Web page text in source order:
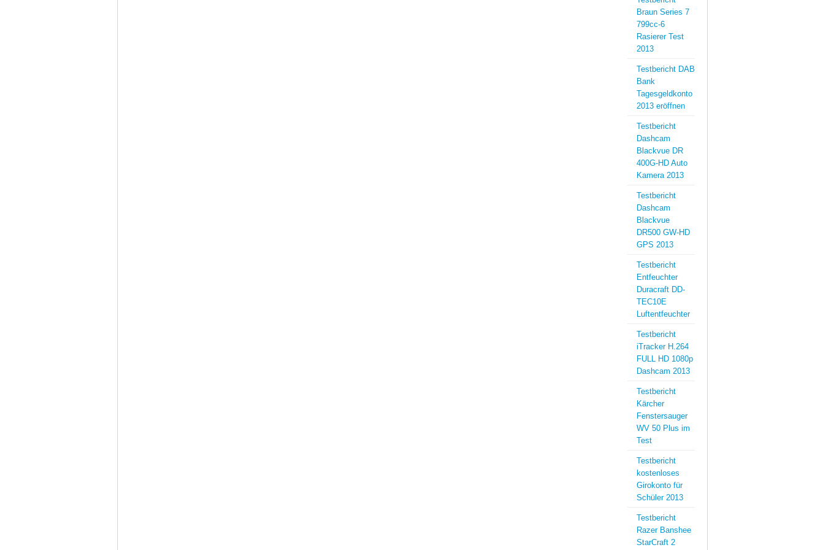
Braun Series 7
799cc-6
Rasierer Test
2013
Testbericht DAB
Bank
Tagesgeldkonto
2013 eröffnen
Testbericht
Dashcam
Blackvue DR
400G-HD Auto
Kamera 2013
Testbericht
Dashcam
Blackvue
DR500 GW-HD
GPS 2013
Testbericht
Entfeuchter
Duracraft DD-
TEC10E
Luftentfeuchter
Testbericht
iTracker H.264
FULL HD 1080p
Dashcam 2013
Testbericht
Kärcher
Fenstersauger
WV 50 Plus im
Test
Testbericht
kostenloses
Girokonto für
Schüler 2013
Testbericht
Razer Banshee
StarCraft 2